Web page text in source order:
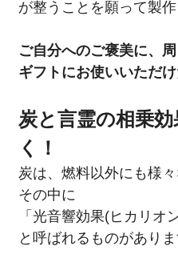
が整うことを願って製作
ご自分へのご褒美に、
ギフトにお使いいただけ
炭と言霊の相乗
く！
炭は、燃料以外にも様
その中に
「光音響効果(ヒカリオ
と呼ばれるものがありま